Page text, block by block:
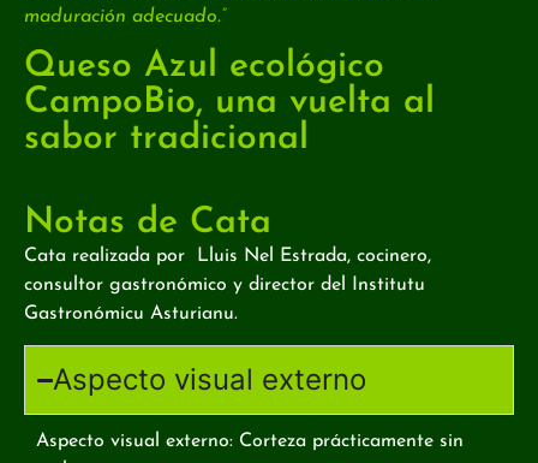
maduración adecuado.”
Queso Azul ecológico
CampoBio, una vuelta al
sabor tradicional
Notas de Cata
Cata realizada por Lluis Nel Estrada, cocinero,
consultor gastronómico y director del Institutu
Gastronómicu Asturianu.
Aspecto visual externo
Aspecto visual externo: Corteza prácticamente sin